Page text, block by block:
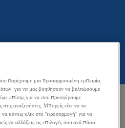
στο σημείο να αναπτυχθεί
της, αυτό σε ένα μεγάλο
παρέχουμε μια προσαρμοσμένη εμπειρία,
για να μας βοηθήσουν να βελτιώσουμε
επίσης για να σου προσφέρουμε
στις αναζητήσεις. Μπορείς είτε να τα
να κάνεις κλικ στο "προσαρμογή" για να
να αλλάξεις τις επιλογές σου ανά πάσα